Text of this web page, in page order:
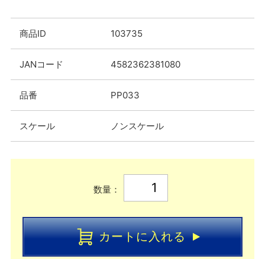
商品ID 103735
JANコード 4582362381080
品番 PP033
スケール ノンスケール
数量：
カートに入れる